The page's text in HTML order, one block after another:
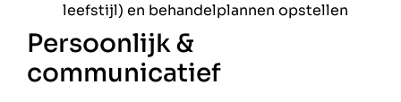
leefstijl) en behandelplannen opstellen
Persoonlijk &
communicatief